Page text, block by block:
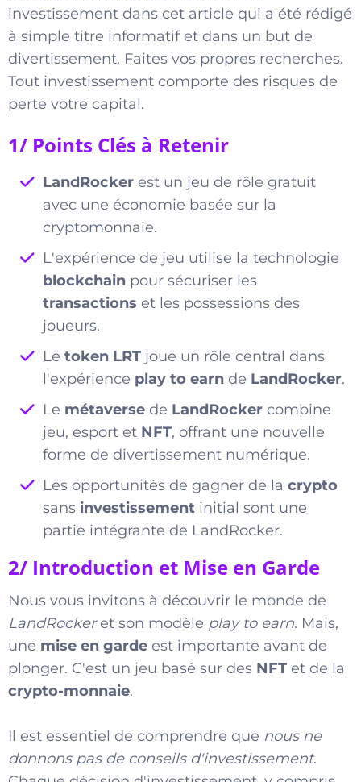
investissement dans cet article qui a été rédigé
à simple titre informatif et dans un but de
divertissement. Faites vos propres recherches.
Tout investissement comporte des risques de
perte votre capital.
1/ Points Clés à Retenir
LandRocker est un jeu de rôle gratuit
avec une économie basée sur la
cryptomonnaie.
L'expérience de jeu utilise la technologie
blockchain pour sécuriser les
transactions et les possessions des
joueurs.
Le token LRT joue un rôle central dans
l'expérience play to earn de LandRocker.
Le métaverse de LandRocker combine
jeu, esport et NFT, offrant une nouvelle
forme de divertissement numérique.
Les opportunités de gagner de la crypto
sans investissement initial sont une
partie intégrante de LandRocker.
2/ Introduction et Mise en Garde
Nous vous invitons à découvrir le monde de
LandRockeret son modèle play to earn. Mais,
une mise en garde est importante avant de
plonger. C'est un jeu basé sur des NFT et de la
crypto-monnaie.
Il est essentiel de comprendre que nous ne
donnons pas de conseils d'investissement.